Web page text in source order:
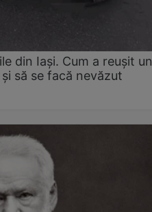
din Iași. Cum a reușit un
să se facă nevăzut